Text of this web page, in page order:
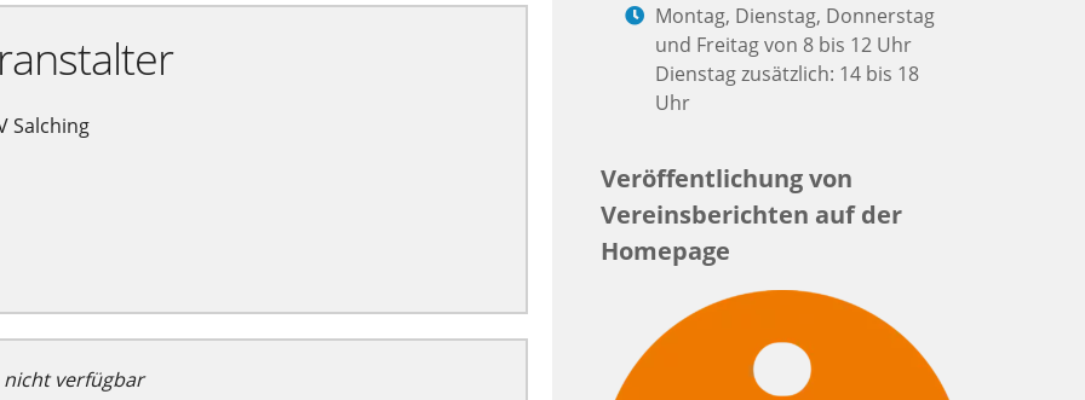
Salching
nicht verfügbar
Montag, Dienstag, Donnerstag
und Freitag von 8 bis 12 Uhr
Dienstag zusätzlich: 14 bis 18
Uhr
Veröffentlichung von
Vereinsberichten auf der
Homepage